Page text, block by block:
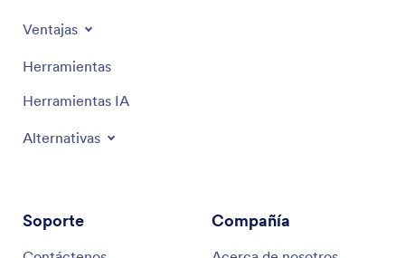
Ventajas
Herramientas
Herramientas IA
Alternativas
Soporte Compañía